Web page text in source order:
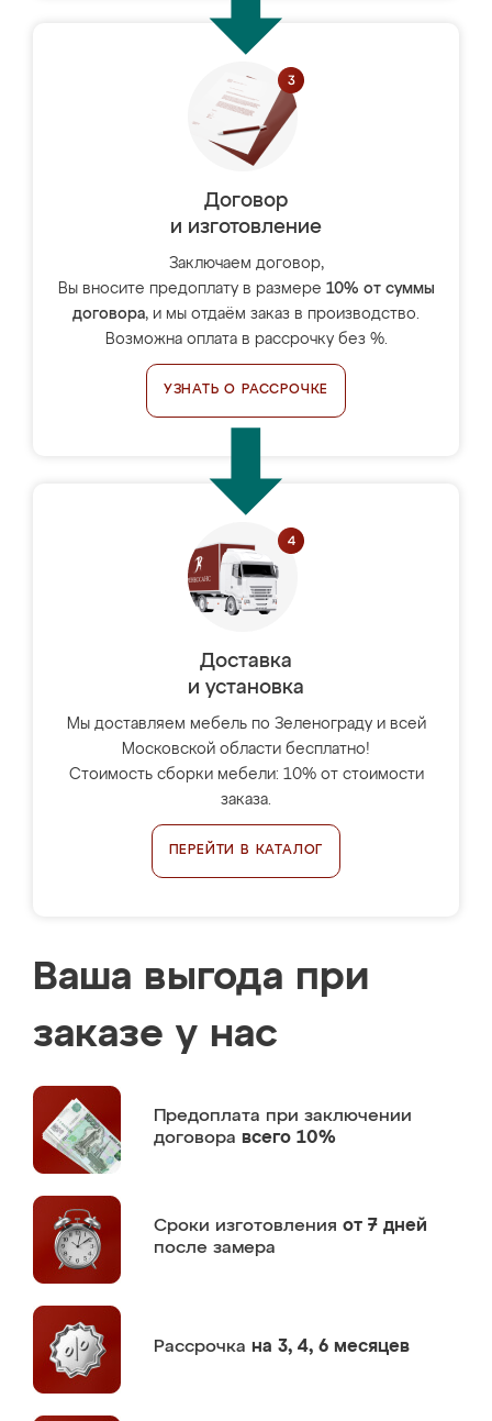
Договор
и изготовление
Заключаем договор,
Вы вносите предоплату в размере 10% от суммы
договора, и мы отдаём заказ в производство.
Возможна оплата в рассрочку без %.
УЗНАТЬ О РАССРОЧКЕ
Доставка
и установка
Мы доставляем мебель по Зеленограду и всей
Московской области бесплатно!
Стоимость сборки мебели: 10% от стоимости
заказа.
ПЕРЕЙТИ В КАТАЛОГ
Ваша выгода при
заказе у нас
Предоплата при заключении
договора всего 10%
Сроки изготовления от 7 дней
после замера
Рассрочка на 3, 4, 6 месяцев